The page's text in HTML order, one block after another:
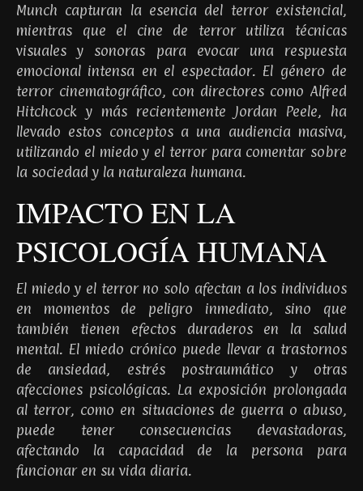
Munch capturan la esencia del terror existencial,
mientras que el cine de terror utiliza técnicas
visuales y sonoras para evocar una respuesta
emocional intensa en el espectador. El género de
terror cinematográfico, con directores como Alfred
Hitchcock y más recientemente Jordan Peele, ha
llevado estos conceptos a una audiencia masiva,
utilizando el miedo y el terror para comentar sobre
la sociedad y la naturaleza humana.
IMPACTO EN LA
PSICOLOGÍA HUMANA
El miedo y el terror no solo afectan a los individuos
en momentos de peligro inmediato, sino que
también tienen efectos duraderos en la salud
mental. El miedo crónico puede llevar a trastornos
de ansiedad, estrés postraumático y otras
afecciones psicológicas. La exposición prolongada
al terror, como en situaciones de guerra o abuso,
puede tener consecuencias devastadoras,
afectando la capacidad de la persona para
funcionar en su vida diaria.